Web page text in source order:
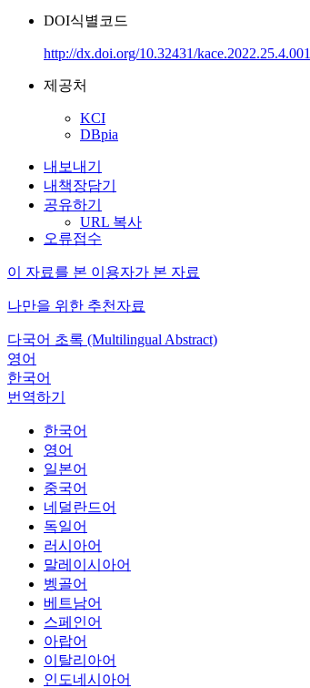
DOI식별코드
http://dx.doi.org/10.32431/kace.2022.25.4.001
제공처
KCI
DBpia
내보내기
내책장담기
공유하기
URL 복사
오류접수
이 자료를 본 이용자가 본 자료
나만을 위한 추천자료
다국어 초록 (Multilingual Abstract)
영어
한국어
번역하기
한국어
영어
일본어
중국어
네덜란드어
독일어
러시아어
말레이시아어
벵골어
베트남어
스페인어
아랍어
이탈리아어
인도네시아어